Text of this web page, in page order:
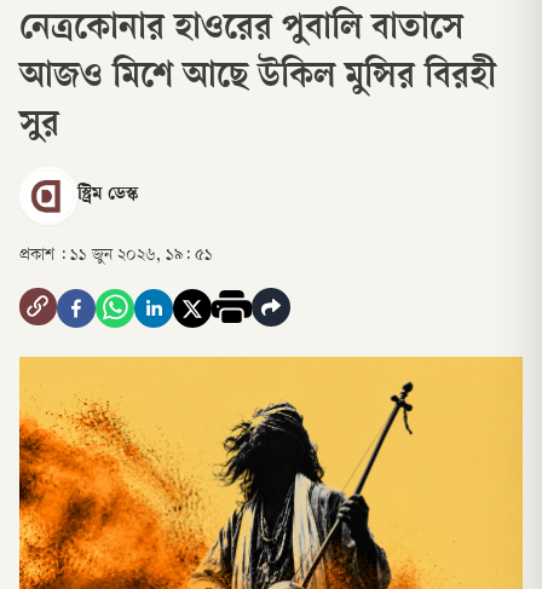
নেত্রকোনার হাওরের পুবালি বাতাসে
আজও মিশে আছে উকিল মুন্সির বিরহী
সুর
স্ট্রিম ডেস্ক
প্রকাশ : ১১ জুন ২০২৬, ১৯: ৫১